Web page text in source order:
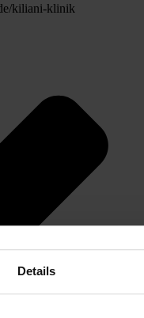
Details
kiliani-klinik